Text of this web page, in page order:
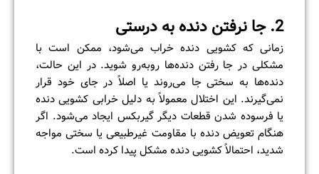
2. جا نرفتن دنده به درستی
زمانی که کشویی دنده خراب می‌شود، ممکن است با
مشکلی در جا رفتن دنده‌ها روبه‌رو شوید. در این حالت،
دنده‌ها به سختی جا می‌روند یا اصلاً در جای خود قرار
نمی‌گیرند. این اختلال معمولاً به دلیل خرابی کشویی دنده
یا فرسوده شدن قطعات دیگر گیربکس ایجاد می‌شود. اگر
هنگام تعویض دنده با مقاومت غیرطبیعی یا سختی مواجه
شدید، احتمالاً کشویی دنده مشکل پیدا کرده است.